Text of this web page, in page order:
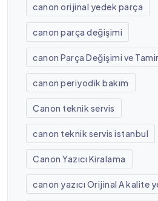
canon orijinal yedek parça
canon parça değişimi
canon Parça Değişimi ve
canon periyodik bakım
Canon teknik servis
canon teknik servis istanbul
Canon Yazıcı Kiralama
canon yazıcı Orijinal A kalite